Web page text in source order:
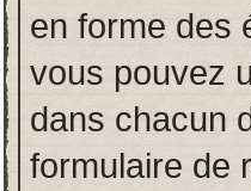
en forme des
vous pouvez
dans chacun
formulaire de